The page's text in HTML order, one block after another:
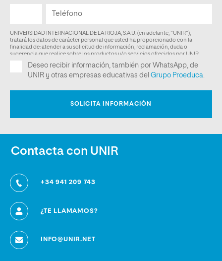
Contacta con UNIR
+34 941 209 743
¿TE LLAMAMOS?
INFO@UNIR.NET